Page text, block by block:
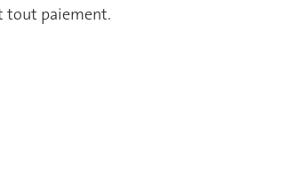
tout paiement.